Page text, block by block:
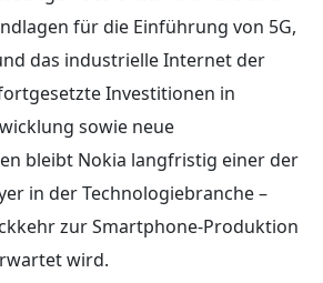
für die Einführung von 5G,
das industrielle Internet der
Investitionen in
sowie neue
bleibt Nokia langfristig einer der
in der Technologiebranche –
zur Smartphone-Produktion
wird.